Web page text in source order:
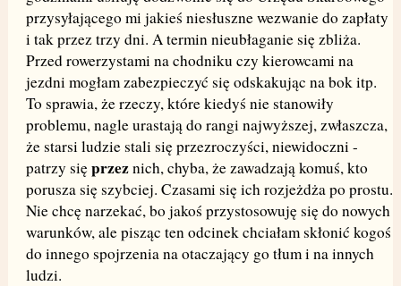
przysyłającego mi jakieś niesłuszne wezwanie do zapłaty
i tak przez trzy dni. A termin nieubłaganie się zbliża.
Przed rowerzystami na chodniku czy kierowcami na
jezdni mogłam zabezpieczyć się odskakując na bok itp.
To sprawia, że rzeczy, które kiedyś nie stanowiły
problemu, nagle urastają do rangi najwyższej, zwłaszcza,
że starsi ludzie stali się przezroczyści, niewidoczni -
patrzy sięprzeznich, chyba, że zawadzają komuś, kto
porusza się szybciej. Czasami się ich rozjeżdża po prostu.
Nie chcę narzekać, bo jakoś przystosowuję się do nowych
warunków, ale pisząc ten odcinek chciałam skłonić kogoś
do innego spojrzenia na otaczający go tłum i na innych
ludzi.